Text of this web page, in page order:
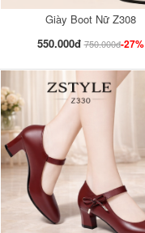
Giày Boot Nữ Z308
550.000đ 750.000đ-27%